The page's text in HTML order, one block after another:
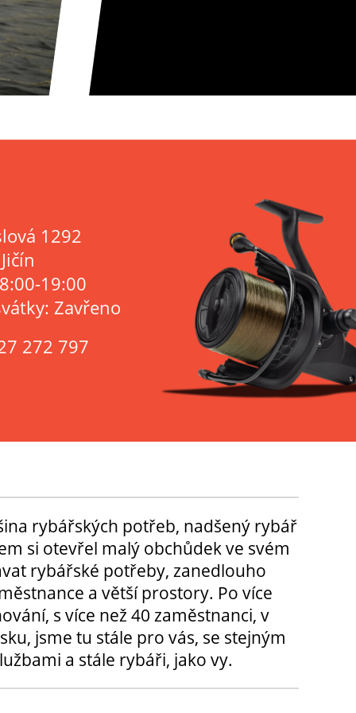
1292
19:00
Zavřeno
272 797
rybářských potřeb, nadšený rybář
si otevřel malý obchůdek ve svém
rybářské potřeby, zanedlouho
a větší prostory. Po více
s více než 40 zaměstnanci, v
jsme tu stále pro vás, se stejným
a stále rybáři, jako vy.